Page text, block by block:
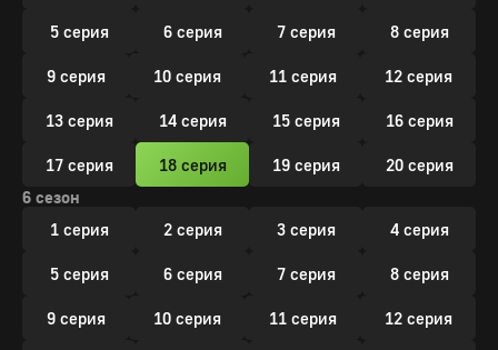
5 серия 6 серия 7 серия 8 серия
9 серия 10 серия 11 серия 12 серия
13 серия 14 серия 15 серия 16 серия
17 серия 18 серия 19 серия
20 серия
6 сезон
1 серия
2 серия 3 серия 4 серия
5 серия 6 серия 7 серия 8 серия
9 серия 10 серия 11 серия 12 серия